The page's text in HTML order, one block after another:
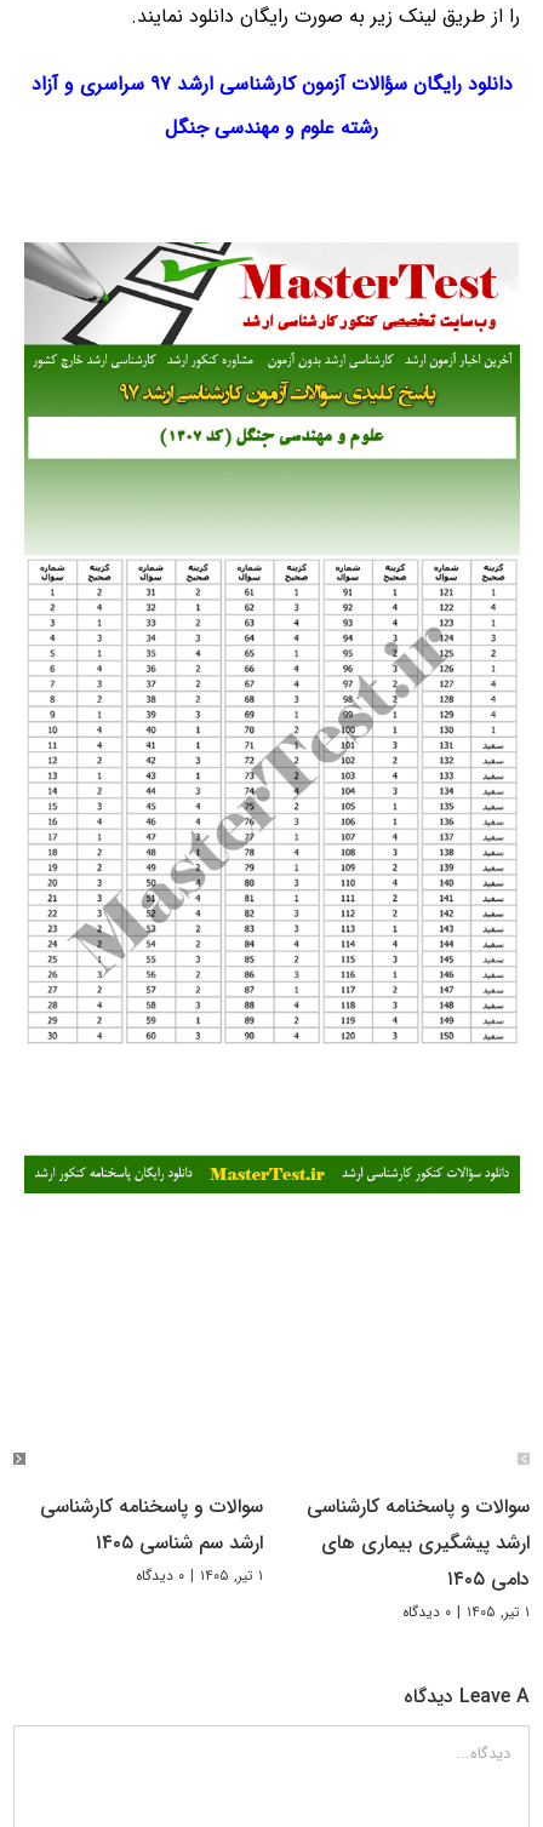
را از طریق لینک‌ زیر به صورت رایگان دانلود نمایند.
دانلود رایگان سؤالات آزمون کارشناسی ارشد ۹۷ سراسری و آزاد
رشته علوم و مهندسی جنگل
سوالات و پاسخنامه کارشناسی
ارشد پیشگیری بیماری های
دامی ۱۴۰۵
۱ تیر, ۱۴۰۵ | ۰ دیدگاه
سوالات و پاسخنامه کارشناسی
ارشد سم شناسی ۱۴۰۵
۱ تیر, ۱۴۰۵ | ۰ دیدگاه
Leave A دیدگاه
دیدگاه